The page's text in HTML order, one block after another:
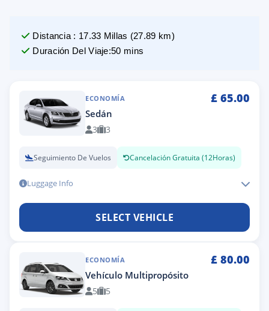
Distancia : 17.33 Millas (27.89 km)
Duración Del Viaje:50 mins
ECONOMÍA £ 65.00
Sedán
3 3
Seguimiento De Vuelos Cancelación Gratuita (12Horas)
Luggage Info
SELECT VEHICLE
ECONOMÍA £ 80.00
Vehículo Multipropósito
5 5